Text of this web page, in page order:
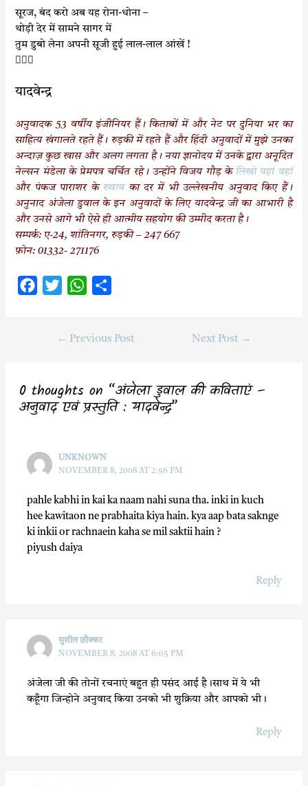
सूरज, बंद करो अब यह रोना-धोना –
थोड़ी देर में सामने सागर में
तुम डुबो लेना अपनी सूजी हुई लाल-लाल आंखें !

यादवेन्द्र
अनुवादक 53 वर्षीय इंजीनियर हैं। किताबों में और नेट पर दुनिया भर का
साहित्य खंगालते रहते हैं। रुड़की में रहते हैं और हिंदी अनुवादों में मुझे उनका
अन्दाज़ कुछ खास और अलग लगता है। नया ज्ञानोदय में उनके द्वारा अनूदित
नेल्सन मंडेला के प्रेमपत्र चर्चित रहे। उन्होंने विजय गौड़ केलिखो यहां वहां
और पंकज पाराशर केख्वाब का दर में भी उल्लेखनीय अनुवाद किए हैं।
अनुनाद अंजेला डुवाल के इन अनुवादों के लिए यादवेन्द्र जी का आभारी है
और उनसे आगे भी ऐसे ही आत्मीय सहयोग की उम्मीद करता है।
सम्पर्क: ए-24, शांतिनगर, रुड़की – 247 667
फ़ोन: 01332- 271176
o
t
r
W
t
p
r
← Previous Post Next Post →
0 thoughts on “अंजेला डुवाल की कविताएं –
अनुवाद एवं प्रस्तुति : यादवेन्द्र”
UNKNOWN
NOVEMBER 8, 2008 AT 2:56 PM
pahle kabhi in kai ka naam nahi suna tha. inki in kuch
hee kawitaon ne prabhaita kiya hain. kya aap bata saknge
ki inkii or rachnaein kaha se mil saktii hain ?
piyush daiya
Reply
सुशील छौक्कर
NOVEMBER 8, 2008 AT 6:05 PM
अंजेला जी की तोनों रचनाएं बहुत ही पसंद आई है।साथ में ये भी
कहूँगा जिन्होने अनुवाद किया उनको भी शुक्रिया और आपको भी।
Reply